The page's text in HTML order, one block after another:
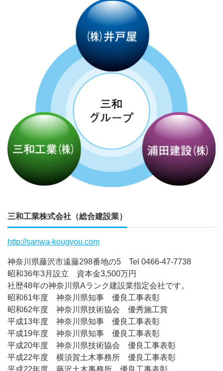
三和工業株式会社（総合建設業）
http://sanwa-kougyou.com
神奈川県藤沢市遠藤298番地の5 Tel 0466-47-7738
昭和36年3月設立 資本金3,500万円
社歴48年の神奈川県Aランク建設業指定会社です。
昭和61年度 神奈川県知事 優良工事表彰
昭和62年度 神奈川県技術協会 優秀施工賞
平成13年度 神奈川県知事 優良工事表彰
平成19年度 神奈川県知事 優良工事表彰
平成20年度 神奈川県技術協会 優良工事表彰
平成22年度 横須賀土木事務所 優良工事表彰
平成22年度 藤沢土木事務所 優良工事表彰